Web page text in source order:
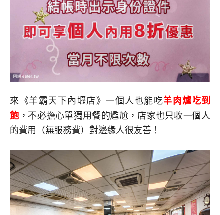
來《羊霸天下內壢店》一個人也能吃羊肉爐吃到
飽 ，不必擔心單獨用餐的尷尬，店家也只收一個人
的費用（無服務費）對邊緣人很友善！